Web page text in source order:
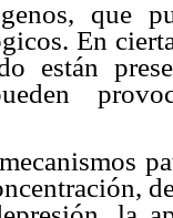
que
En
están